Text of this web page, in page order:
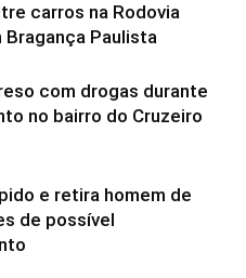
carros na Rodovia
Bragança Paulista
com drogas durante
no bairro do Cruzeiro
e retira homem de
de possível